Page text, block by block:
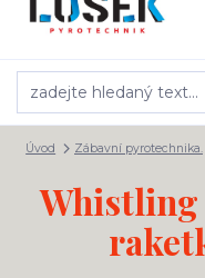
Úvod Zábavní pyrotechnika.